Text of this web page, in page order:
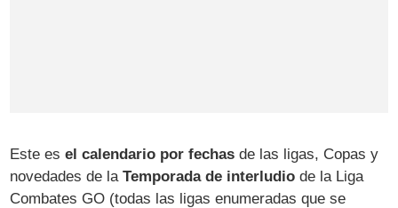
Este esel calendario por fechas de las ligas, Copas y
novedades de laTemporada de interludio de la Liga
Combates GO (todas las ligas enumeradas que se